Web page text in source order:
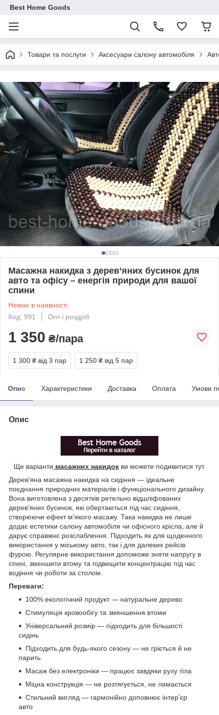
Best Home Goods
Товари та послуги Аксесуари салону автомобіля
Масажна накидка з дерев’яних бусинок для
авто та офісу – енергія природи для вашої
спини
Немає в наявності
Код: 991
Опт і роздріб
1 350 ₴/пара
1 300 ₴ від 3 пар 1 250 ₴ від 5 пар
Опис Характеристики Доставка Оплата Умови
Опис
Ще варіанти масажних накидок ви можете подивитися тут.
Дерев’яна масажна накидка на сидіння — ідеальне
поєднання природних матеріалів і функціонального дизайну.
Вона виготовлена з десятків ретельно відшліфованих
дерев’яних бусинок, які обертаються під час сидіння,
створюючи ефект м’якого масажу. Така накидка не лише
додає естетики салону автомобіля чи офісного крісла, але й
дарує справжнє розслаблення. Підходить як для щоденного
використання у міському авто, так і для далеких рейсів
фурою. Регулярне використання допоможе зняти напругу в
спині, зменшити втому та підвищити концентрацію під час
водіння чи роботи за столом.
Переваги:
100% екологічний продукт — натуральне дерево
Стимуляція кровообігу та зменшення втоми
Універсальний розмір — підходить для більшості
сидінь
Підходить для будь-якого сезону — не гріється й не
парить
Масаж без електроніки — працює завдяки руху тіла
Міцна конструкція — не розтягується, не ламається
Стильний вигляд — гармонійно доповнює інтер’єр
авто